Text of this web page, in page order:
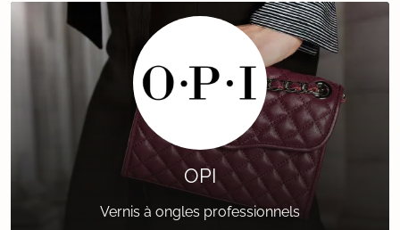
OPI
Vernis à ongles professionnels